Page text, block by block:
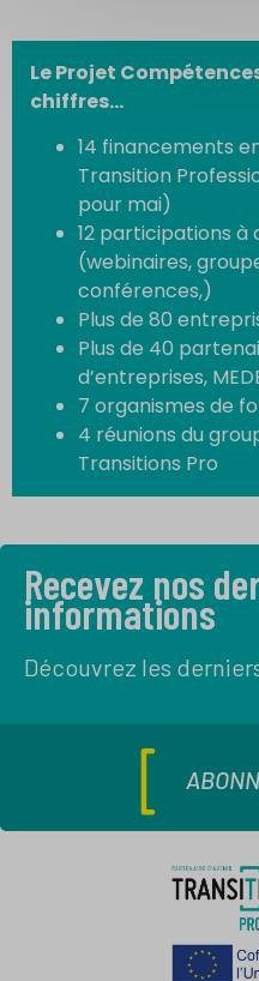
Le Projet
chiffres…
14 financements
Transition
pour mai)
12 participations à
(webinaires,
conférences,)
Plus de 80
Plus de 40
d’entreprises,
7 organismes de
4 réunions du
Transitions Pro
Recevez nos
informations
Découvrez les